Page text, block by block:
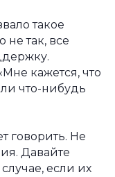
такое
не так, все
кажется, что
что-нибудь
говорить. Не
Давайте
если их